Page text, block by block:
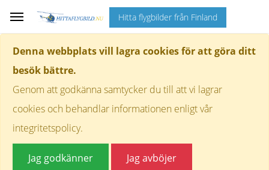
Denna webbplats vill lagra cookies för att göra ditt
besök bättre.
Genom att godkänna samtycker du till att vi lagrar
cookies och behandlar informationen enligt vår
integritetspolicy.
Jag godkänner Jag avböjer
Hitta flygbilder från Finland